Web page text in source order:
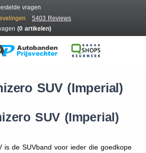
vragen
5403 Reviews
(0 artikelen)
SUV (Imperial)
SUV (Imperial)
is de SUVband voor ieder die goedkope